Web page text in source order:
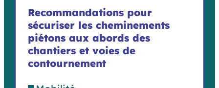
Recommandations pour
sécuriser les cheminements
piétons aux abords des
chantiers et voies de
contournement